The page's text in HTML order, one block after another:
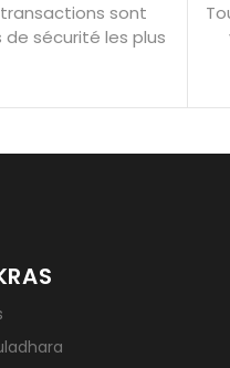
Bijoux de méditation
stress Qu’est-ce qu’une
sont
sécurité les plus